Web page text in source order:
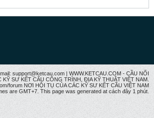
support@ketcau.com | WWW.KETCAU.COM - CẦU NỐI
KỸ SƯ KẾT CẤU CÔNG TRÌNH, ĐỊA KỸ THUẬT VIỆT NAM.
forum NƠI HỘI TỤ CỦA CÁC KỸ SƯ KẾT CÂU VIỆT NAM
are GMT+7. This page was generated at cách đây 1 phút.